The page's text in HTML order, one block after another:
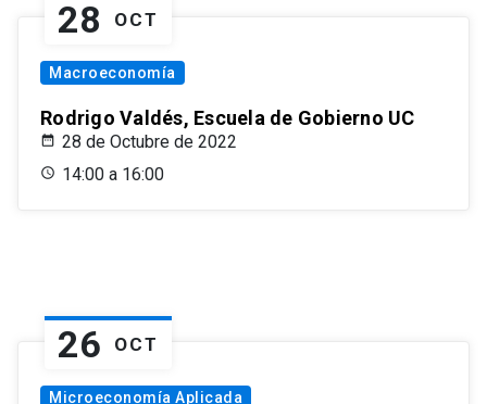
28 OCT
Macroeconomía
Rodrigo Valdés, Escuela de Gobierno UC
28 de Octubre de 2022
14:00 a 16:00
26 OCT
Microeconomía Aplicada